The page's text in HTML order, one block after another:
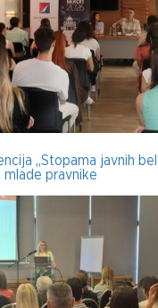
„Stopama javnih
pravnike